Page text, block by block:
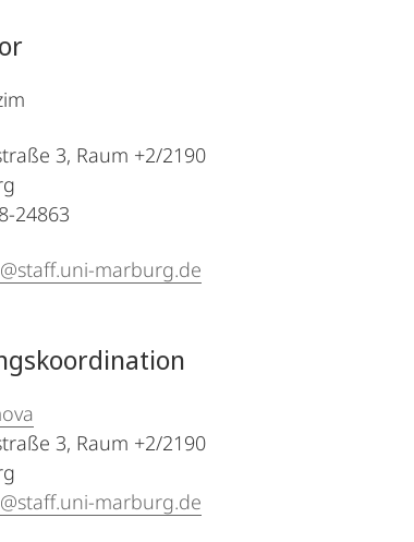
3, Raum +2/2190
24863
marburg.de
3, Raum +2/2190
marburg.de